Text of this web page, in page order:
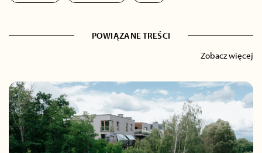
POWIĄZANE TREŚCI
Zobacz więcej